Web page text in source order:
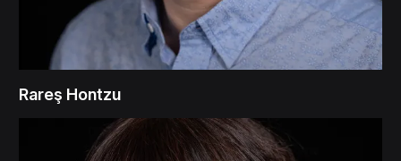
Rareş Hontzu